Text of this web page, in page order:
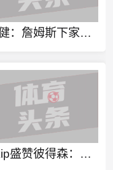
马健：詹姆斯下家不只考虑篮球层面 要能争冠&薪资合适&跟老板熟
Skip盛赞彼得森：选秀前我就说了 他会是本届最强球员